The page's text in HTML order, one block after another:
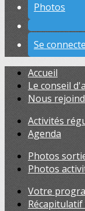
Photos
Se
Accueil
Le conseil
Nous
Activités
Agenda
Photos
Photos
Votre